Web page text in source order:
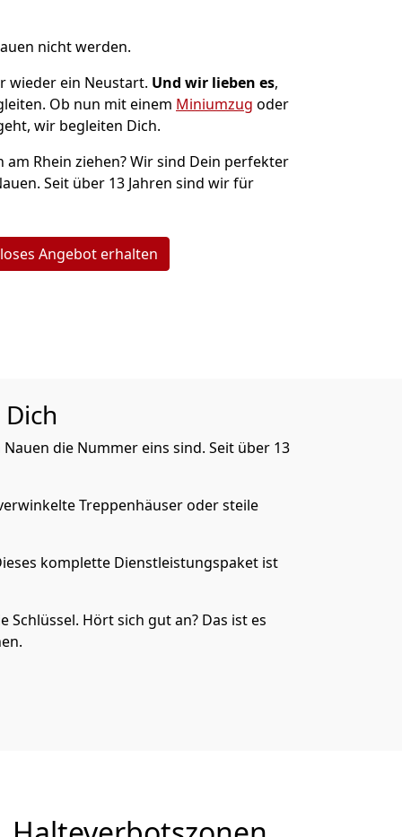
nicht werden.
wieder ein Neustart. Und wir lieben es,
Ob nun mit einem Miniumzug oder
wir begleiten Dich.
Rhein ziehen? Wir sind Dein perfekter
Seit über 13 Jahren sind wir für
Angebot erhalten
die Nummer eins sind. Seit über 13
Treppenhäuser oder steile
komplette Dienstleistungspaket ist
Schlüssel. Hört sich gut an? Das ist es